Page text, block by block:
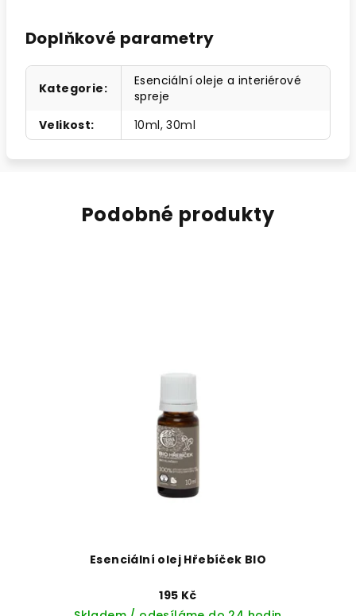
Doplňkové parametry
Kategorie:
Esenciální oleje a interiérové
spreje
Velikost: 10ml, 30ml
Podobné produkty
Esenciální olej Hřebíček BIO
195 Kč